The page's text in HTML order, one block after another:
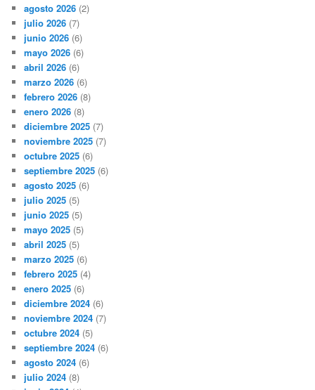
agosto 2026 (2)
julio 2026 (7)
junio 2026 (6)
mayo 2026 (6)
abril 2026 (6)
marzo 2026 (6)
febrero 2026 (8)
enero 2026 (8)
diciembre 2025 (7)
noviembre 2025 (7)
octubre 2025 (6)
septiembre 2025 (6)
agosto 2025 (6)
julio 2025 (5)
junio 2025 (5)
mayo 2025 (5)
abril 2025 (5)
marzo 2025 (6)
febrero 2025 (4)
enero 2025 (6)
diciembre 2024 (6)
noviembre 2024 (7)
octubre 2024 (5)
septiembre 2024 (6)
agosto 2024 (6)
julio 2024 (8)